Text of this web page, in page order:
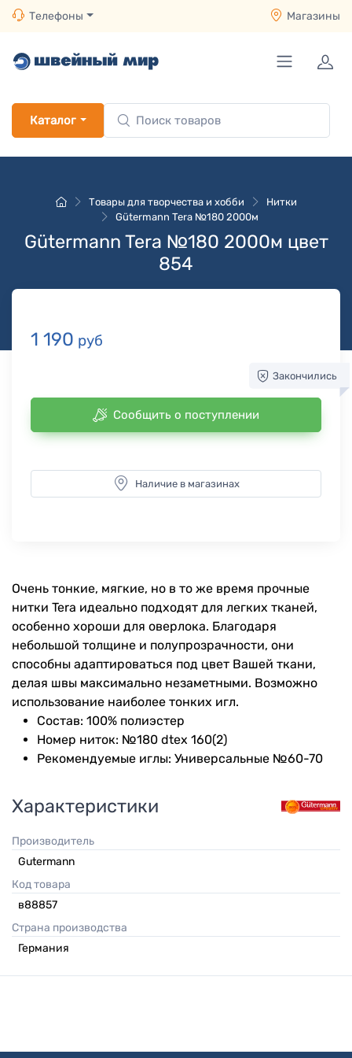
Телефоны Магазины
Каталог
Товары для творчества и хобби
Нитки
Gütermann Tera №180 2000м
Gütermann Tera №180 2000м цвет
854
1 190 руб
Закончились
Сообщить о поступлении
Наличие в магазинах
Очень тонкие, мягкие, но в то же время прочные
нитки Tera идеально подходят для легких тканей,
особенно хороши для оверлока. Благодаря
небольшой толщине и полупрозрачности, они
способны адаптироваться под цвет Вашей ткани,
делая швы максимально незаметными. Возможно
использование наиболее тонких игл.
Состав: 100% полиэстер
Номер ниток: №180 dtex 160(2)
Рекомендуемые иглы: Универсальные №60-70
Характеристики
Производитель
Gutermann
Код товара
в88857
Страна производства
Германия